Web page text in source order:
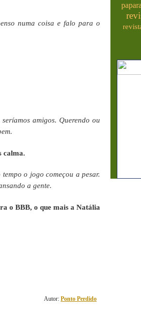
numa coisa e falo para o
amigos. Querendo ou
calma.
o jogo começou a pesar.
a gente.
o BBB, o que mais a Natália
Autor: Ponto Perdido